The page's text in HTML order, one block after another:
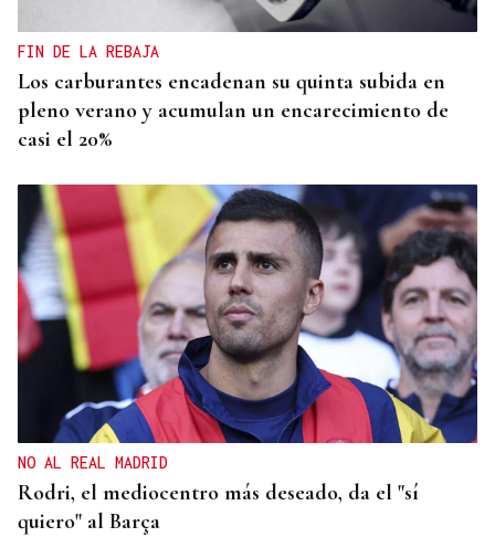
FIN DE LA REBAJA
Los carburantes encadenan su quinta subida en
pleno verano y acumulan un encarecimiento de
casi el 20%
NO AL REAL MADRID
Rodri, el mediocentro más deseado, da el "sí
quiero" al Barça